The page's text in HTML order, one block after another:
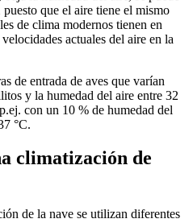
que el aire tiene el mismo
de clima modernos tienen en
actuales del aire en la
de entrada de aves que varían
y la humedad del aire entre 32
con un 10 % de humedad del
°C.
climatización de
de la nave se utilizan diferentes